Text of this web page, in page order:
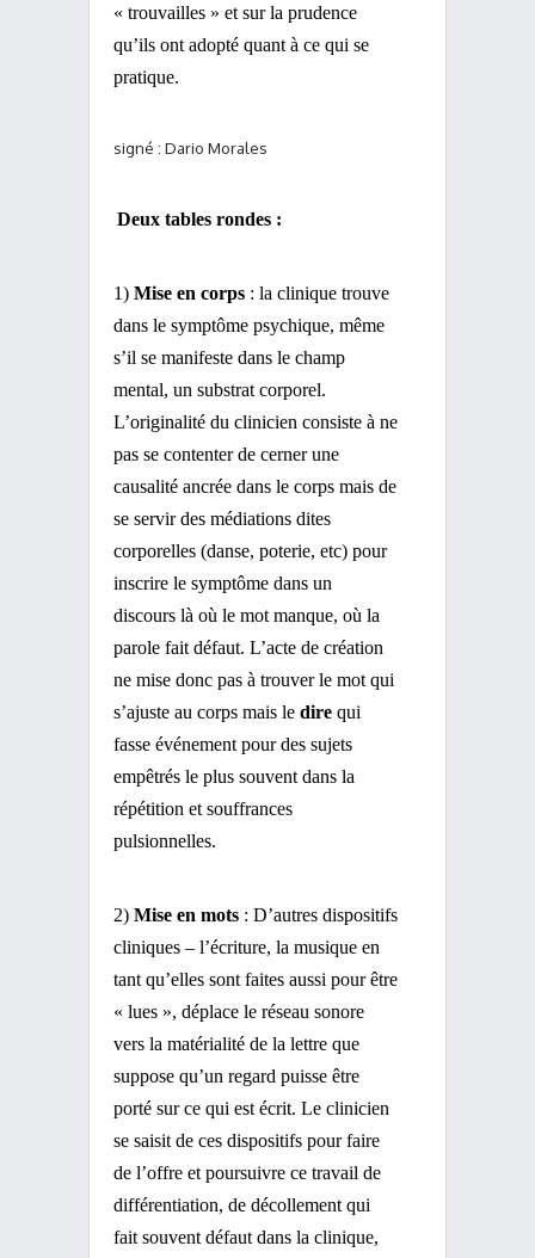
« trouvailles » et sur la prudence
qu’ils ont adopté quant à ce qui se
pratique.
signé : Dario Morales
Deux tables rondes :
1) Mise en corps : la clinique trouve
dans le symptôme psychique, même
s’il se manifeste dans le champ
mental, un substrat corporel.
L’originalité du clinicien consiste à ne
pas se contenter de cerner une
causalité ancrée dans le corps mais de
se servir des médiations dites
corporelles (danse, poterie, etc) pour
inscrire le symptôme dans un
discours là où le mot manque, où la
parole fait défaut. L’acte de création
ne mise donc pas à trouver le mot qui
s’ajuste au corps mais le dire qui
fasse événement pour des sujets
empêtrés le plus souvent dans la
répétition et souffrances
pulsionnelles.
2) Mise en mots : D’autres dispositifs
cliniques – l’écriture, la musique en
tant qu’elles sont faites aussi pour être
« lues », déplace le réseau sonore
vers la matérialité de la lettre que
suppose qu’un regard puisse être
porté sur ce qui est écrit. Le clinicien
se saisit de ces dispositifs pour faire
de l’offre et poursuivre ce travail de
différentiation, de décollement qui
fait souvent défaut dans la clinique,